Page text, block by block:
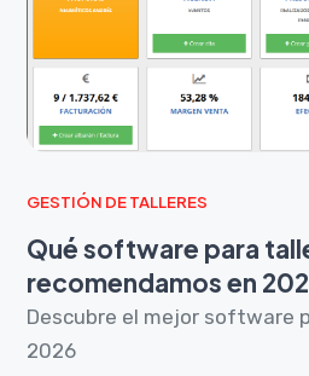
GESTIÓN DE TALLERES
Qué software para
recomendamos en
Descubre el mejor software
2026